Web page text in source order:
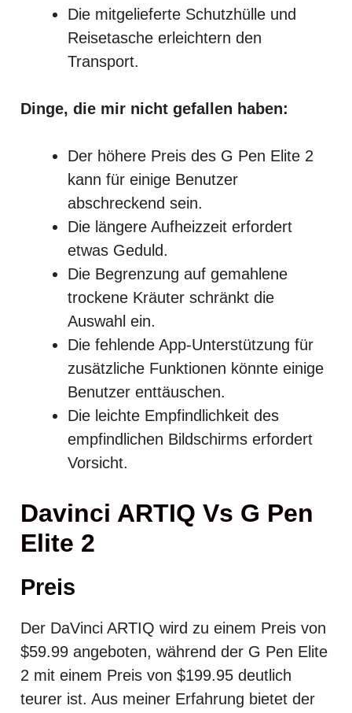
Die mitgelieferte Schutzhülle und
Reisetasche erleichtern den
Transport.
Dinge, die mir nicht gefallen haben:
Der höhere Preis des G Pen Elite 2
kann für einige Benutzer
abschreckend sein.
Die längere Aufheizzeit erfordert
etwas Geduld.
Die Begrenzung auf gemahlene
trockene Kräuter schränkt die
Auswahl ein.
Die fehlende App-Unterstützung für
zusätzliche Funktionen könnte einige
Benutzer enttäuschen.
Die leichte Empfindlichkeit des
empfindlichen Bildschirms erfordert
Vorsicht.
Davinci ARTIQ Vs G Pen
Elite 2
Preis
Der DaVinci ARTIQ wird zu einem Preis von
$59.99 angeboten, während der G Pen Elite
2 mit einem Preis von $199.95 deutlich
teurer ist. Aus meiner Erfahrung bietet der